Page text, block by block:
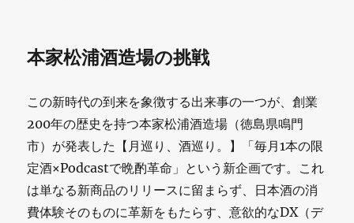
本家松浦酒造場の挑戦
この新時代の到来を象徴する出来事の一つが、創業
200年の歴史を持つ本家松浦酒造場（徳島県鳴門
市）が発表した【月巡り、酒巡り。】「毎月1本の限
定酒×Podcastで晩酌革命」という新企画です。これ
は単なる新商品のリリースに留まらず、日本酒の消
費体験そのものに革新をもたらす、意欲的なDX（デ